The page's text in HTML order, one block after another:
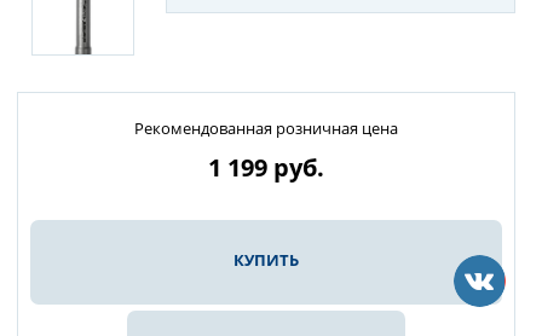
Рекомендованная розничная цена
1 199 руб.
КУПИТЬ